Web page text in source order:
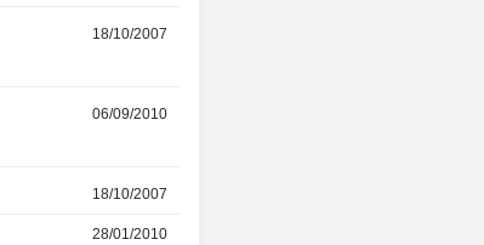
18/10/2007
06/09/2010
18/10/2007
28/01/2010